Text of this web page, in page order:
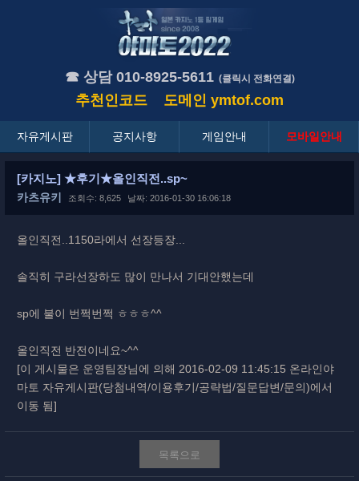
☎ 상담 010-8925-5611 (클릭시 전화연결)
추천인코드 도메인 ymtof.com
자유게시판 공지사항 게임안내 모바일안내
[카지노] ★후기★올인직전..sp~
카츠유키 조회수: 8,625 날짜: 2016-01-30 16:06:18
올인직전..1150라에서 선장등장...
솔직히 구라선장하도 많이 만나서 기대안했는데
sp에 불이 번쩍번쩍 ㅎㅎㅎ^^
올인직전 반전이네요~^^
[이 게시물은 운영팀장님에 의해 2016-02-09 11:45:15 온라인야
마토 자유게시판(당첨내역/이용후기/공략법/질문답변/문의)에서
이동 됨]
목록으로